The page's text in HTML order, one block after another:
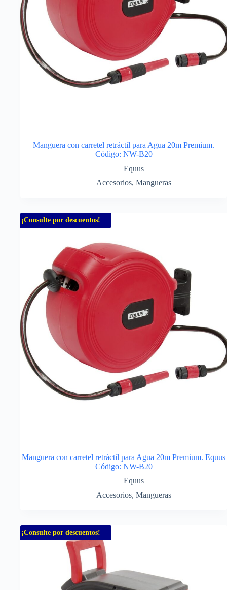
Manguera con carretel retráctil para Agua 20m Premium.
Código: NW-B20
Equus
Accesorios, Mangueras
¡Consulte por descuentos!
Manguera con carretel retráctil para Agua 20m Premium. Equus
Código: NW-B20
Equus
Accesorios, Mangueras
¡Consulte por descuentos!